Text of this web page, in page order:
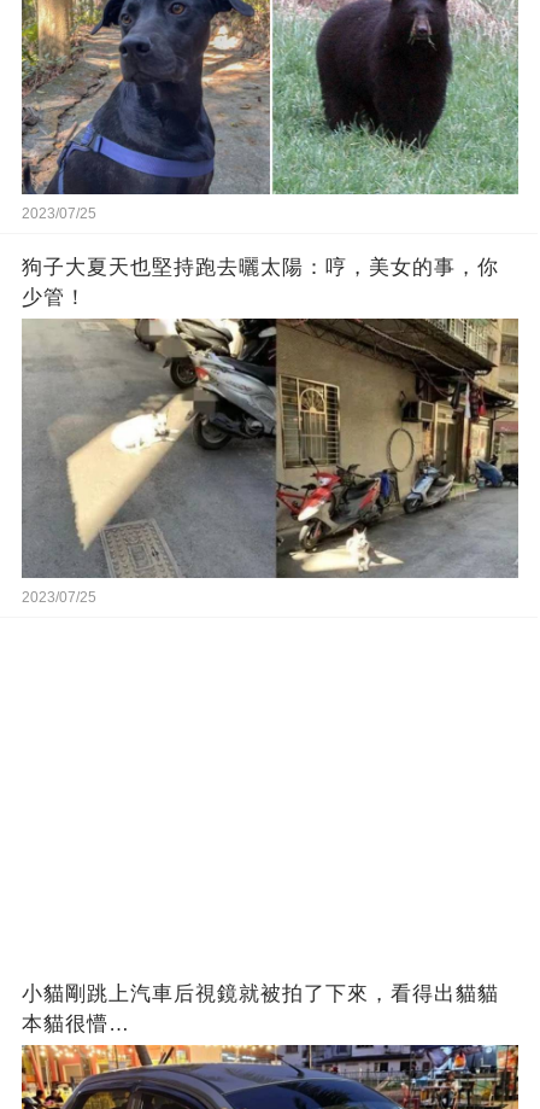
2023/07/25
狗子大夏天也堅持跑去曬太陽：哼，美女的事，你
少管！
2023/07/25
小貓剛跳上汽車后視鏡就被拍了下來，看得出貓貓
本貓很懵…